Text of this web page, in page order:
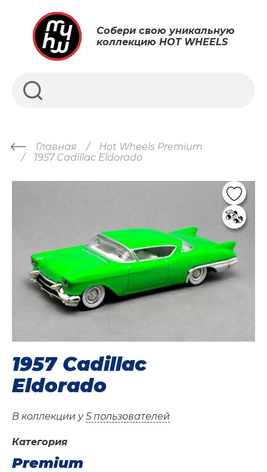
Собери свою уникальную
коллекцию HOT WHEELS
Главная
Hot Wheels Premium
1957 Cadillac Eldorado
1957 Cadillac
Eldorado
В коллекции у5 пользователей
Категория
Premium